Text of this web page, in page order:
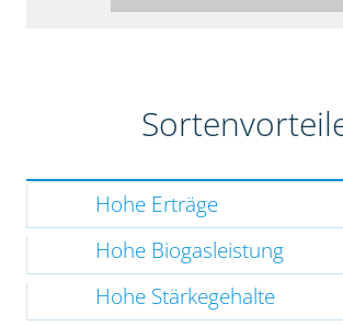
Hohe Erträge
Hohe Biogasleistung
Hohe Stärkegehalte